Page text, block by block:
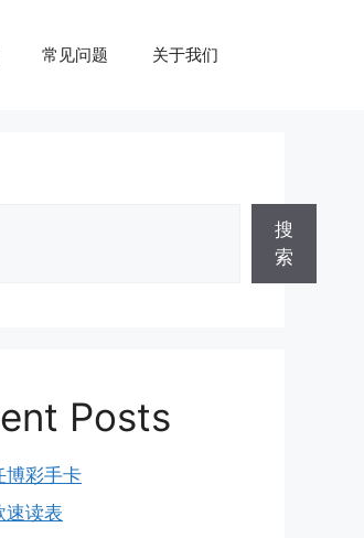
常见问题 关于我们
搜
索
Posts
博彩手卡
速读表